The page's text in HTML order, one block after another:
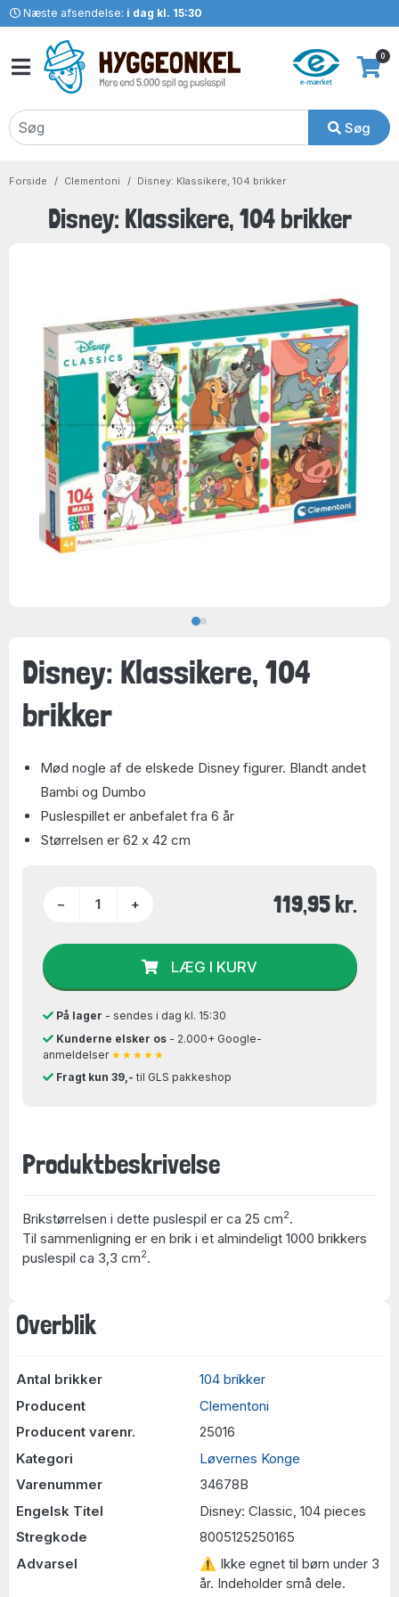
Næste afsendelse: i dag kl. 15:30
Søg
0
Forside Clementoni Disney: Klassikere, 104 brikker
Disney: Klassikere, 104 brikker
Overblik
Antal brikker
104 brikker
Producent
Clementoni
Producent varenr.
25016
Kategori
Løvernes Konge
Varenummer
34678B
Engelsk Titel
Disney: Classic, 104 pieces
Stregkode
8005125250165
Advarsel
⚠ Ikke egnet til børn under 3
år. Indeholder små dele.
Disney: Klassikere, 104
brikker
Mød nogle af de elskede Disney figurer. Blandt andet
Bambi og Dumbo
Puslespillet er anbefalet fra 6 år
Størrelsen er 62 x 42 cm
− + 119,95 kr.
LÆG I KURV
På lager - sendes i dag kl. 15:30
Kunderne elsker os- 2.000+ Google-
anmeldelser ★★★★★
Fragt kun 39,- til GLS pakkeshop
Produktbeskrivelse
Brikstørrelsen i dette puslespil er ca 25 cm2.
Til sammenligning er en brik i et almindeligt 1000 brikkers
puslespil ca 3,3 cm2.